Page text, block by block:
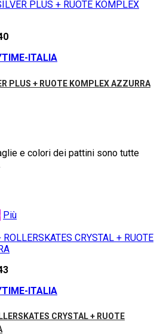
ITALIA
PLUS + RUOTE KOMPLEX AZZURRA
e colori dei pattini sono tutte
Più
ITALIA
CRYSTAL + RUOTE